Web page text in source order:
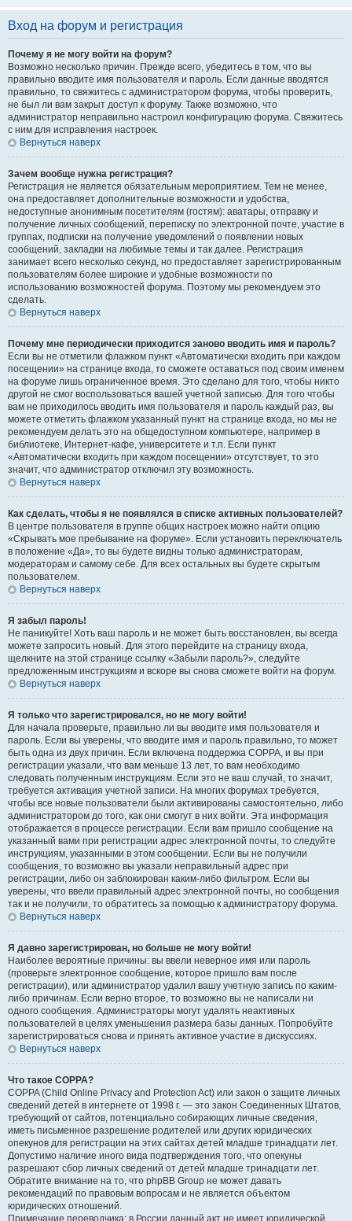
Вход на форум и регистрация
Почему я не могу войти на форум?
Возможно несколько причин. Прежде всего, убедитесь в том, что вы
правильно вводите имя пользователя и пароль. Если данные вводятся
правильно, то свяжитесь с администратором форума, чтобы проверить,
не был ли вам закрыт доступ к форуму. Также возможно, что
администратор неправильно настроил конфигурацию форума. Свяжитесь
с ним для исправления настроек.
Вернуться наверх
Зачем вообще нужна регистрация?
Регистрация не является обязательным мероприятием. Тем не менее,
она предоставляет дополнительные возможности и удобства,
недоступные анонимным посетителям (гостям): аватары, отправку и
получение личных сообщений, переписку по электронной почте, участие в
группах, подписки на получение уведомлений о появлении новых
сообщений, закладки на любимые темы и так далее. Регистрация
занимает всего несколько секунд, но предоставляет зарегистрированным
пользователям более широкие и удобные возможности по
использованию возможностей форума. Поэтому мы рекомендуем это
сделать.
Вернуться наверх
Почему мне периодически приходится заново вводить имя и пароль?
Если вы не отметили флажком пункт «Автоматически входить при каждом
посещении» на странице входа, то сможете оставаться под своим именем
на форуме лишь ограниченное время. Это сделано для того, чтобы никто
другой не смог воспользоваться вашей учетной записью. Для того чтобы
вам не приходилось вводить имя пользователя и пароль каждый раз, вы
можете отметить флажком указанный пункт на странице входа, но мы не
рекомендуем делать это на общедоступном компьютере, например в
библиотеке, Интернет-кафе, университете и т.п. Если пункт
«Автоматически входить при каждом посещении» отсутствует, то это
значит, что администратор отключил эту возможность.
Вернуться наверх
Как сделать, чтобы я не появлялся в списке активных пользователей?
В центре пользователя в группе общих настроек можно найти опцию
«Скрывать мое пребывание на форуме». Если установить переключатель
в положение «Да», то вы будете видны только администраторам,
модераторам и самому себе. Для всех остальных вы будете скрытым
пользователем.
Вернуться наверх
Я забыл пароль!
Не паникуйте! Хоть ваш пароль и не может быть восстановлен, вы всегда
можете запросить новый. Для этого перейдите на страницу входа,
щелкните на этой странице ссылку «Забыли пароль?», следуйте
предложенным инструкциям и вскоре вы снова сможете войти на форум.
Вернуться наверх
Я только что зарегистрировался, но не могу войти!
Для начала проверьте, правильно ли вы вводите имя пользователя и
пароль. Если вы уверены, что вводите имя и пароль правильно, то может
быть одна из двух причин. Если включена поддержка COPPA, и вы при
регистрации указали, что вам меньше 13 лет, то вам необходимо
следовать полученным инструкциям. Если это не ваш случай, то значит,
требуется активация учетной записи. На многих форумах требуется,
чтобы все новые пользователи были активированы самостоятельно, либо
администратором до того, как они смогут в них войти. Эта информация
отображается в процессе регистрации. Если вам пришло сообщение на
указанный вами при регистрации адрес электронной почты, то следуйте
инструкциям, указанными в этом сообщении. Если вы не получили
сообщения, то возможно вы указали неправильный адрес при
регистрации, либо он заблокирован каким-либо фильтром. Если вы
уверены, что ввели правильный адрес электронной почты, но сообщения
так и не получили, то обратитесь за помощью к администратору форума.
Вернуться наверх
Я давно зарегистрирован, но больше не могу войти!
Наиболее вероятные причины: вы ввели неверное имя или пароль
(проверьте электронное сообщение, которое пришло вам после
регистрации), или администратор удалил вашу учетную запись по каким-
либо причинам. Если верно второе, то возможно вы не написали ни
одного сообщения. Администраторы могут удалять неактивных
пользователей в целях уменьшения размера базы данных. Попробуйте
зарегистрироваться снова и принять активное участие в дискуссиях.
Вернуться наверх
Что такое COPPA?
COPPA (Child Online Privacy and Protection Act) или закон о защите личных
сведений детей в интернете от 1998 г. — это закон Соединенных Штатов,
требующий от сайтов, потенциально собирающих личные сведения,
иметь письменное разрешение родителей или других юридических
опекунов для регистрации на этих сайтах детей младше тринадцати лет.
Допустимо наличие иного вида подтверждения того, что опекуны
разрешают сбор личных сведений от детей младше тринадцати лет.
Обратите внимание на то, что phpBB Group не может давать
рекомендаций по правовым вопросам и не является объектом
юридических отношений.
Примечание переводчика: в России данный акт не имеет юридической